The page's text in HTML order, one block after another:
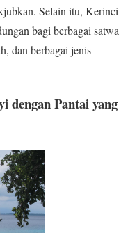
Selain itu, Kerinci
bagi berbagai satwa
dan berbagai jenis
dengan Pantai yang